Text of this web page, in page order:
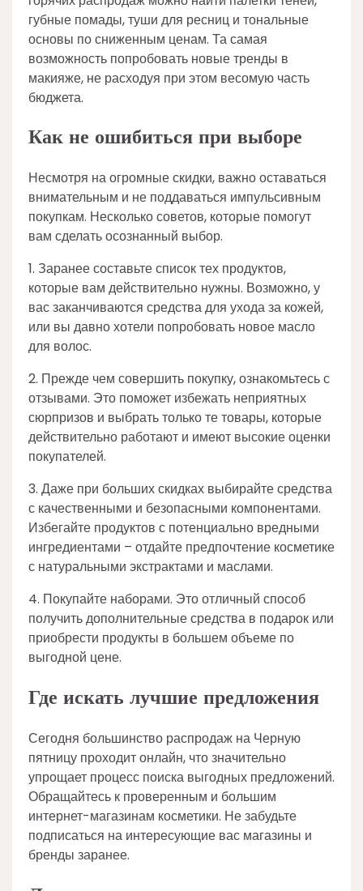
губные помады, туши для ресниц и тональные
основы по сниженным ценам. Та самая
возможность попробовать новые тренды в
макияже, не расходуя при этом весомую часть
бюджета.
Как не ошибиться при выборе
Несмотря на огромные скидки, важно оставаться
внимательным и не поддаваться импульсивным
покупкам. Несколько советов, которые помогут
вам сделать осознанный выбор.
1. Заранее составьте список тех продуктов,
которые вам действительно нужны. Возможно, у
вас заканчиваются средства для ухода за кожей,
или вы давно хотели попробовать новое масло
для волос.
2. Прежде чем совершить покупку, ознакомьтесь с
отзывами. Это поможет избежать неприятных
сюрпризов и выбрать только те товары, которые
действительно работают и имеют высокие оценки
покупателей.
3. Даже при больших скидках выбирайте средства
с качественными и безопасными компонентами.
Избегайте продуктов с потенциально вредными
ингредиентами – отдайте предпочтение косметике
с натуральными экстрактами и маслами.
4. Покупайте наборами. Это отличный способ
получить дополнительные средства в подарок или
приобрести продукты в большем объеме по
выгодной цене.
Где искать лучшие предложения
Сегодня большинство распродаж на Черную
пятницу проходит онлайн, что значительно
упрощает процесс поиска выгодных предложений.
Обращайтесь к проверенным и большим
интернет-магазинам косметики. Не забудьте
подписаться на интересующие вас магазины и
бренды заранее.